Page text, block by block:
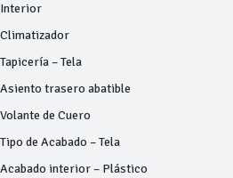
Interior
Climatizador
Tapicería – Tela
Asiento trasero abatible
Volante de Cuero
Tipo de Acabado – Tela
Acabado interior – Plástico